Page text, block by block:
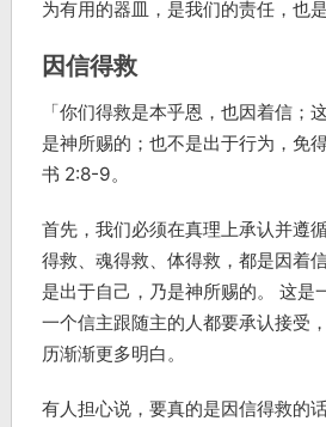
为有用的器皿，是我们的责任，也
因信得救
「你们得救是本乎恩，也因着信；
是神所赐的；也不是出于行为，免
书 2:8-9。
首先，我们必须在真理上承认并遵
得救、魂得救、体得救，都是因着
是出于自己，乃是神所赐的。 这是
一个信主跟随主的人都要承认接受
历渐渐更多明白。
有人担心说，要真的是因信得救的